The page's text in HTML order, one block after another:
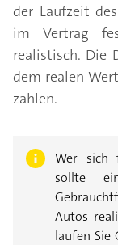
der Laufzeit
im Vertrag
realistisch. Die
dem realen
zahlen.
Wer sich
sollte
Autos
laufen Sie